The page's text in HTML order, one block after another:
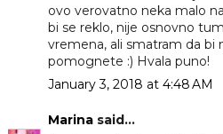
ovo verovatno neka malo
bi se reklo, nije osnovno
vremena, ali smatram da bi
pomognete :) Hvala puno!
January 3, 2018 at 4:48 AM
Marinasaid...